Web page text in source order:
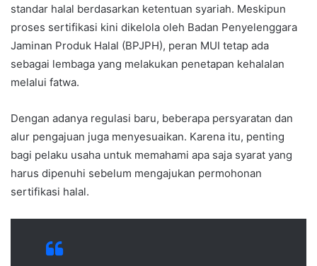
standar halal berdasarkan ketentuan syariah. Meskipun
proses sertifikasi kini dikelola oleh Badan Penyelenggara
Jaminan Produk Halal (BPJPH), peran MUI tetap ada
sebagai lembaga yang melakukan penetapan kehalalan
melalui fatwa.
Dengan adanya regulasi baru, beberapa persyaratan dan
alur pengajuan juga menyesuaikan. Karena itu, penting
bagi pelaku usaha untuk memahami apa saja syarat yang
harus dipenuhi sebelum mengajukan permohonan
sertifikasi halal.